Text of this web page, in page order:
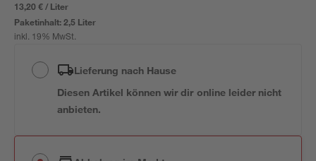
13,20 € / Liter
Paketinhalt:2,5 Liter
inkl. 19% MwSt.
Lieferung nach Hause
Diesen Artikel können wir dir online leider nicht
anbieten.